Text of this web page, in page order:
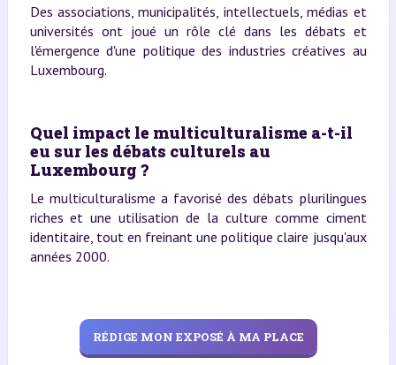
Des associations, municipalités, intellectuels, médias et
universités ont joué un rôle clé dans les débats et
l'émergence d'une politique des industries créatives au
Luxembourg.
Quel impact le multiculturalisme a-t-il
eu sur les débats culturels au
Luxembourg ?
Le multiculturalisme a favorisé des débats plurilingues
riches et une utilisation de la culture comme ciment
identitaire, tout en freinant une politique claire jusqu'aux
années 2000.
RÉDIGE MON EXPOSÉ À MA PLACE